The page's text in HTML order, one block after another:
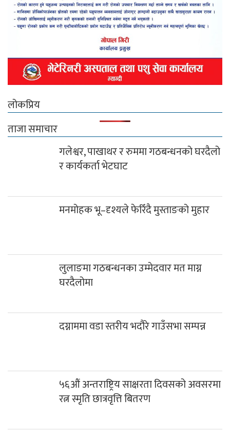
लोकप्रिय
ताजा समाचार
गलेश्वर, पाखाथर र रुममा गठबन्धनको घरदैलो
र कार्यकर्ता भेटघाट
मनमोहक भू–दृश्यले फेरिँदै मुस्ताङको मुहार
लुलाङमा गठबन्धनका उम्मेदवार मत माग्न
घरदैलोमा
दग्नाममा वडा स्तरीय भदौरे गाउँसभा सम्पन्न
५६औं अन्तराष्ट्रिय साक्षरता दिवसको अवसरमा
रत्न स्मृति छात्रवृत्ति बितरण